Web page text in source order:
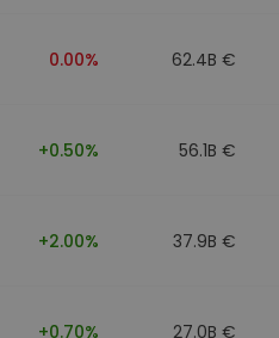
0.00% 62.4B €
+0.50% 56.1B €
+2.00% 37.9B €
+0.70% 27.0B €